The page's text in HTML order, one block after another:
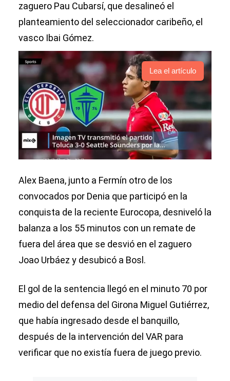
zaguero Pau Cubarsí, que desalineó el
planteamiento del seleccionador caribeño, el
vasco Ibai Gómez.
Lea el artículo
Alex Baena, junto a Fermín otro de los
convocados por Denia que participó en la
conquista de la reciente Eurocopa, desniveló la
balanza a los 55 minutos con un remate de
fuera del área que se desvió en el zaguero
Joao Urbáez y desubicó a Bosl.
El gol de la sentencia llegó en el minuto 70 por
medio del defensa del Girona Miguel Gutiérrez,
que había ingresado desde el banquillo,
después de la intervención del VAR para
verificar que no existía fuera de juego previo.